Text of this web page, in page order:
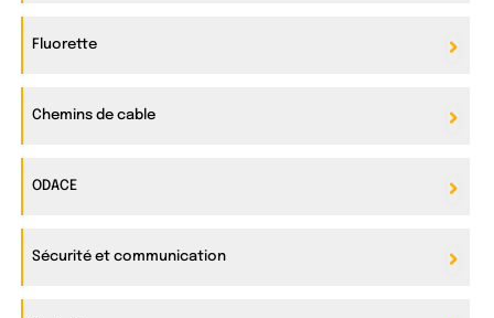
Fluorette
Chemins de cable
ODACE
Sécurité et communication